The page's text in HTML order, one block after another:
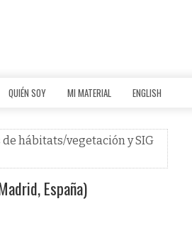
QUIÉN SOY MI MATERIAL ENGLISH
hábitats/vegetación y SIG
España)